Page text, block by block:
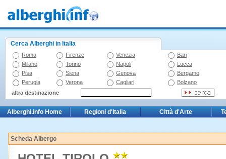
Cerca Alberghi in Italia
Roma Firenze Venezia
Bari
Milano
Torino Napoli
Lucca
Pisa
Siena Genova
Bergamo
Perugia
Verona Cagliari
Bolzano
altra destinazione
Alberghi.info Home Regioni d'Italia Città d'Arte
Scheda Albergo